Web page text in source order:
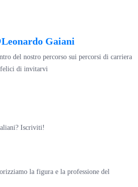
Gaiani
del nostro percorso sui percorsi di carriera
felici di invitarvi
Iscriviti!
la figura e la professione del